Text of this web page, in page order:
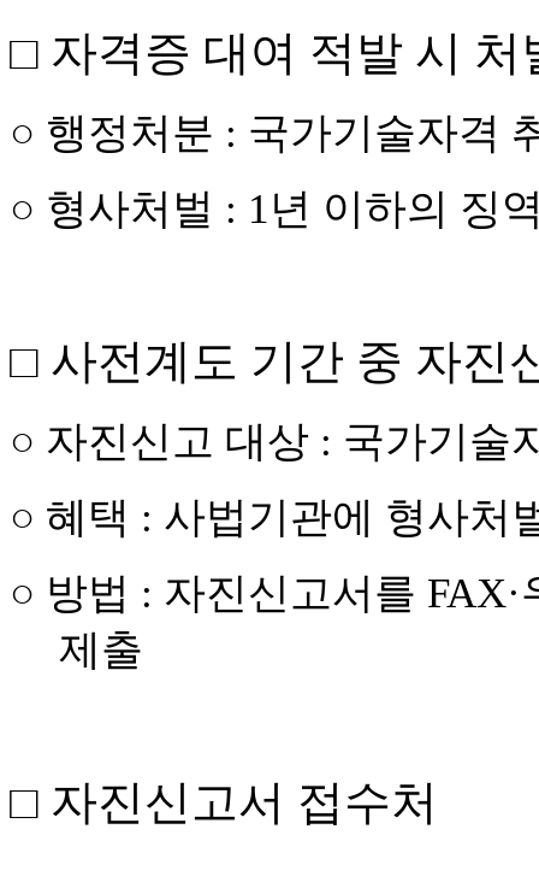
□ 자격증 대여 적발 시 처
○ 행정처분 : 국가기술자격
○ 형사처벌 : 1년 이하의 징
□ 사전계도 기간 중 자진
○ 자진신고 대상 : 국가기술
○ 혜택 : 사법기관에 형사처
○ 방법 : 자진신고서를 FAX·
제출
□ 자진신고서 접수처